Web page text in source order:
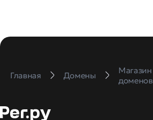
Главная Домены
Магазин
доменов